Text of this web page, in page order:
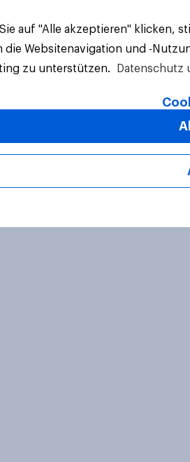
auf "Alle akzeptieren" klicken,
die Websitenavigation und -
zu unterstützen.
Datenschutz